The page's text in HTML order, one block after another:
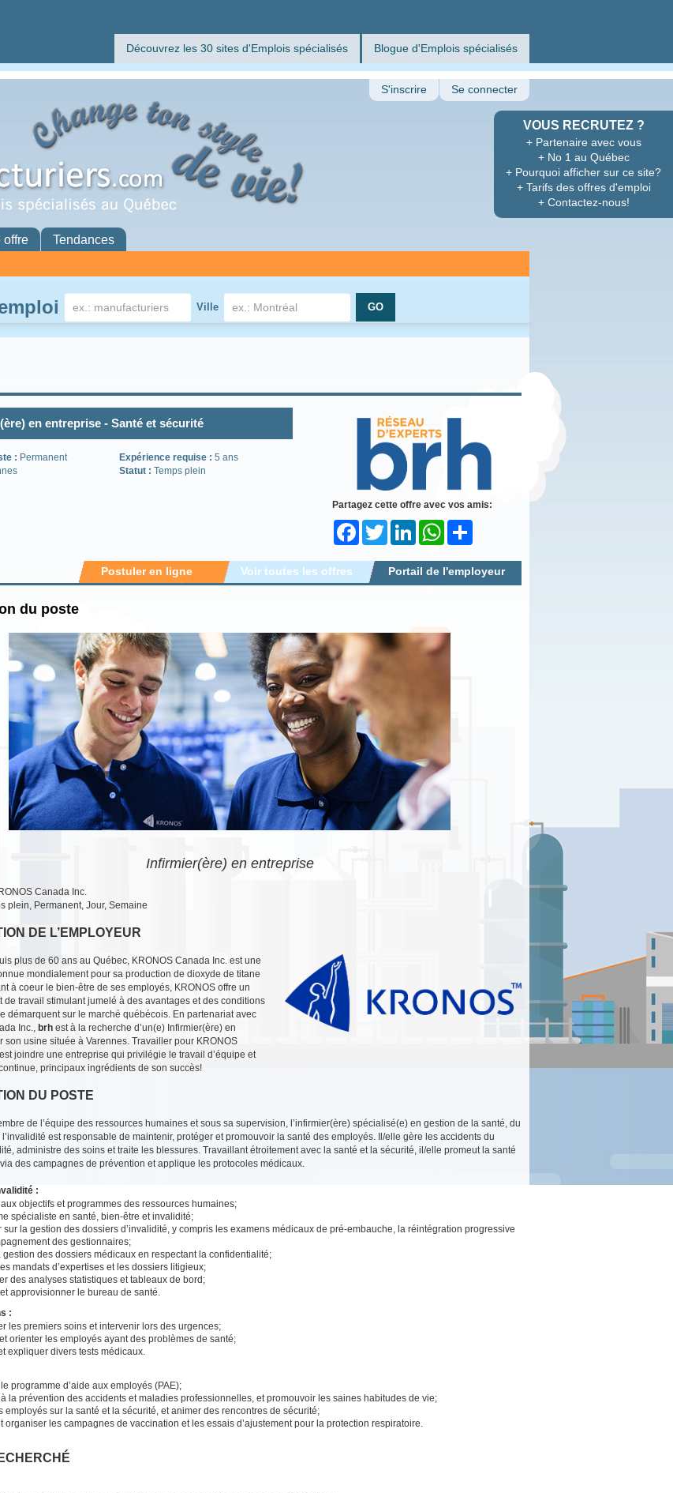
Découvrez les 30 sites d'Emplois spécialisés Blogue d'Emplois spécialisés
VOUS RECRUTEZ ?
+ Partenaire avec vous
+ No 1 au Québec
+ Pourquoi afficher sur ce site?
+ Tarifs des offres d'emploi
+ Contactez-nous!
S'inscrire Se connecter
offre Tendances
Ville
en entreprise - Santé et sécurité
: Permanent
Expérience requise : 5 ans
Statut : Temps plein
Partagez cette offre avec vos amis:
FacebookTwitter LinkedIn WhatsApp
Portail de l'employeur
Voir toutes les offres
Postuler en ligne
du poste
Infirmier(ère) en entreprise
Canada Inc.
plein, Permanent, Jour, Semaine
DE L’EMPLOYEUR
plus de 60 ans au Québec, KRONOS Canada Inc. est une
mondialement pour sa production de dioxyde de titane
à coeur le bien-être de ses employés, KRONOS offre un
de travail stimulant jumelé à des avantages et des conditions
démarquent sur le marché québécois. En partenariat avec
Inc., brh est à la recherche d’un(e) Infirmier(ère) en
son usine située à Varennes. Travailler pour KRONOS
joindre une entreprise qui privilégie le travail d’équipe et
principaux ingrédients de son succès!
DU POSTE
de l’équipe des ressources humaines et sous sa supervision, l’infirmier(ère) spécialisé(e) en gestion de la santé, du
est responsable de maintenir, protéger et promouvoir la santé des employés. Il/elle gère les accidents du
administre des soins et traite les blessures. Travaillant étroitement avec la santé et la sécurité, il/elle promeut la santé
des campagnes de prévention et applique les protocoles médicaux.
:
objectifs et programmes des ressources humaines;
spécialiste en santé, bien-être et invalidité;
sur la gestion des dossiers d’invalidité, y compris les examens médicaux de pré-embauche, la réintégration progressive
des gestionnaires;
gestion des dossiers médicaux en respectant la confidentialité;
mandats d’expertises et les dossiers litigieux;
des analyses statistiques et tableaux de bord;
approvisionner le bureau de santé.
:
les premiers soins et intervenir lors des urgences;
orienter les employés ayant des problèmes de santé;
expliquer divers tests médicaux.
programme d’aide aux employés (PAE);
la prévention des accidents et maladies professionnelles, et promouvoir les saines habitudes de vie;
employés sur la santé et la sécurité, et animer des rencontres de sécurité;
organiser les campagnes de vaccination et les essais d’ajustement pour la protection respiratoire.